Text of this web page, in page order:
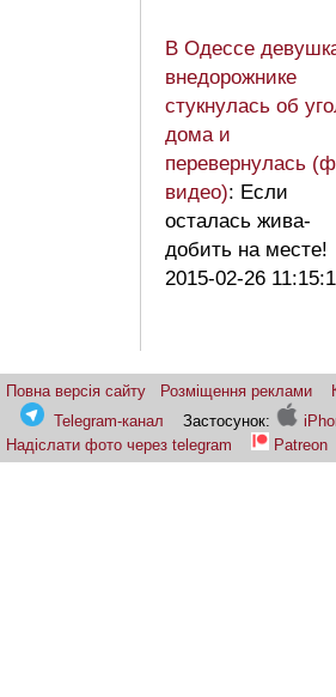
В Одессе
внедорожнике
стукнулась об
дома и
перевернулась
видео): Если
осталась жива-
добить на месте!
2015-02-26
Повна версія сайту Розміщення реклами
Telegram-канал
Застосунок:
Надіслати фото через telegram
Patreon